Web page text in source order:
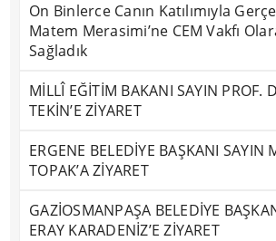
On Binlerce Canın Katılımıyla
Matem Merasimi’ne CEM Vakfı
Sağladık
MİLLÎ EĞİTİM BAKANI SAYIN PROF.
TEKİN’E ZİYARET
ERGENE BELEDİYE BAŞKANI SAYIN
TOPAK’A ZİYARET
GAZİOSMANPAŞA BELEDİYE
ERAY KARADENİZ’E ZİYARET